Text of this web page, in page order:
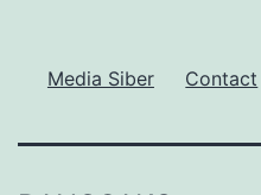
Media Siber Contact